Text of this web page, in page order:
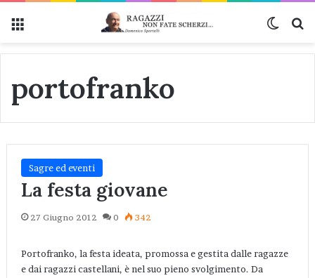
portofranko
Sagre ed eventi
La festa giovane
27 Giugno 2012 0 342
Portofranko, la festa ideata, promossa e gestita dalle ragazze
e dai ragazzi castellani, è nel suo pieno svolgimento. Da